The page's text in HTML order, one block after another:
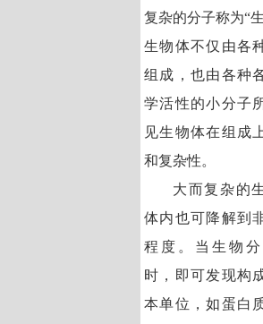
复杂的分子称为“
生物体不仅由各
组成，也由各种
学活性的小分子
见生物体在组成
和复杂性。
大而复杂的
体内也可降解到
程度。当生物
时，即可发现构
本单位，如蛋白